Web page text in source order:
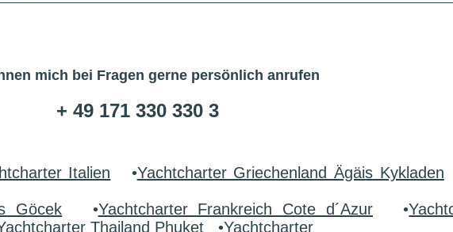
mich bei Fragen gerne persönlich anrufen
+ 49 171 330 330 3
Italien •Yachtcharter Griechenland Ägäis Kykladen
Göcek •Yachtcharter Frankreich Cote d´Azur •
Thailand Phuket •Yachtcharter